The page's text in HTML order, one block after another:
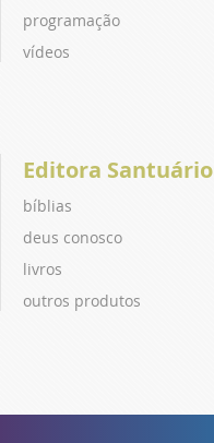
programação
vídeos
Editora Santuário
bíblias
deus conosco
livros
outros produtos